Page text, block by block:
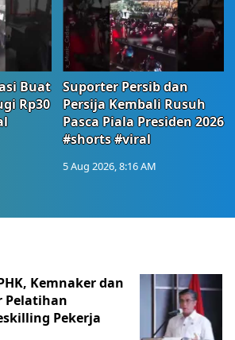
Buat
Rp30
Suporter Persib dan
Persija Kembali Rusuh
Pasca Piala Presiden 2026
#shorts #viral
5 Aug 2026, 8:16 AM
Kemnaker dan
Pelatihan
Pekerja